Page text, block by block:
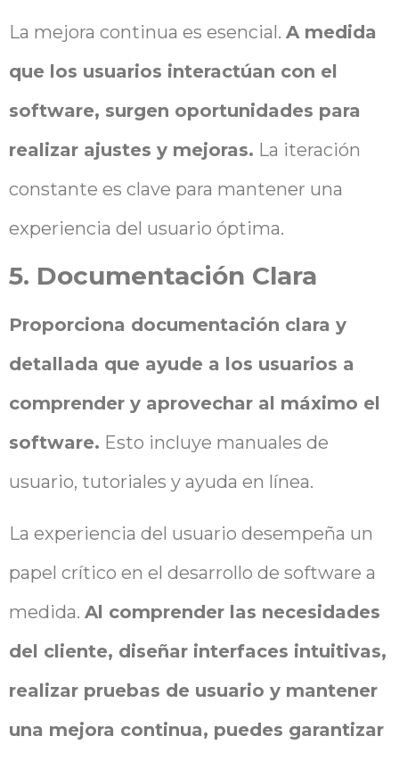
La mejora continua es esencial. A medida
que los usuarios interactúan con el
software, surgen oportunidades para
realizar ajustes y mejoras. La iteración
constante es clave para mantener una
experiencia del usuario óptima.
5. Documentación Clara
Proporciona documentación clara y
detallada que ayude a los usuarios a
comprender y aprovechar al máximo el
software. Esto incluye manuales de
usuario, tutoriales y ayuda en línea.
La experiencia del usuario desempeña un
papel crítico en el desarrollo de software a
medida. Al comprender las necesidades
del cliente, diseñar interfaces intuitivas,
realizar pruebas de usuario y mantener
una mejora continua, puedes garantizar